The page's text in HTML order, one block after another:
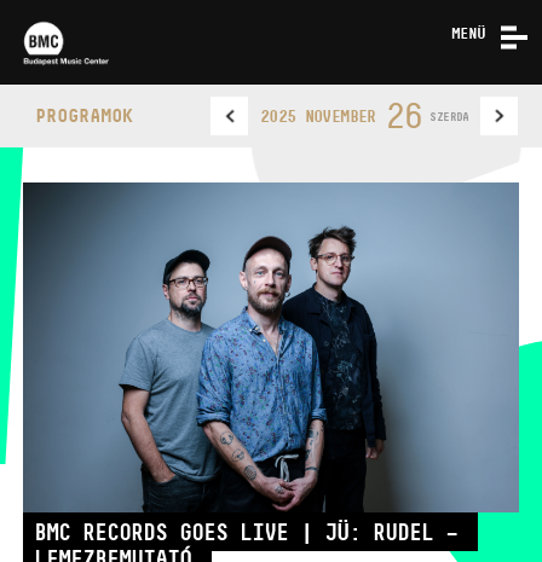
MENÜ
KAPCSOLAT
BUDAPEST MUSIC CENTER TELEFON
JEGYPÉNZTÁR
NYITVA TARTÁSA
PROGRAMOK 2025 NOVEMBER 26 SZERDA
BMC RECORDS GOES LIVE | JÜ: RUDEL –